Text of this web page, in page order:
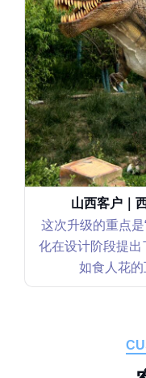
山西客户｜
这次升级的重点
化在设计阶段提
如食人花